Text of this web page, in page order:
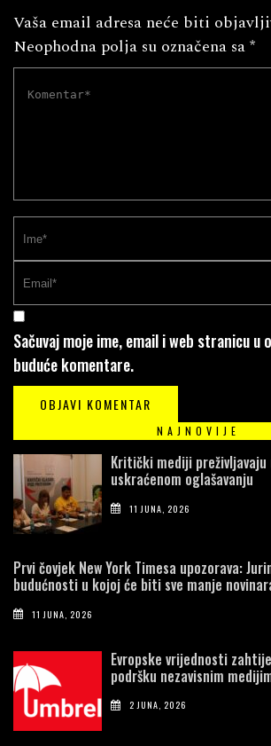
Vaša email adresa neće biti
Neophodna polja su označena sa*
Sačuvaj moje ime, email i web stranicu u
buduće komentare.
NAJNOVIJE
Kritički mediji
uskraćenom oglašavanju
11 JUNA, 2026
Prvi čovjek New York Timesa upozorava:
budućnosti u kojoj će biti sve manje
11 JUNA, 2026
Evropske vrijednosti
podršku nezavisnim
2 JUNA, 2026